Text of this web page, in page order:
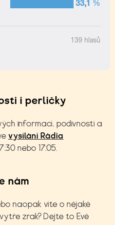
i perličky
informací, podivností a
vysílání Rádia
nebo 17:05.
nám
naopak víte o nějaké
zrak? Dejte to Evě